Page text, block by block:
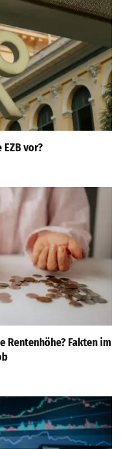
vor?
Fakten im